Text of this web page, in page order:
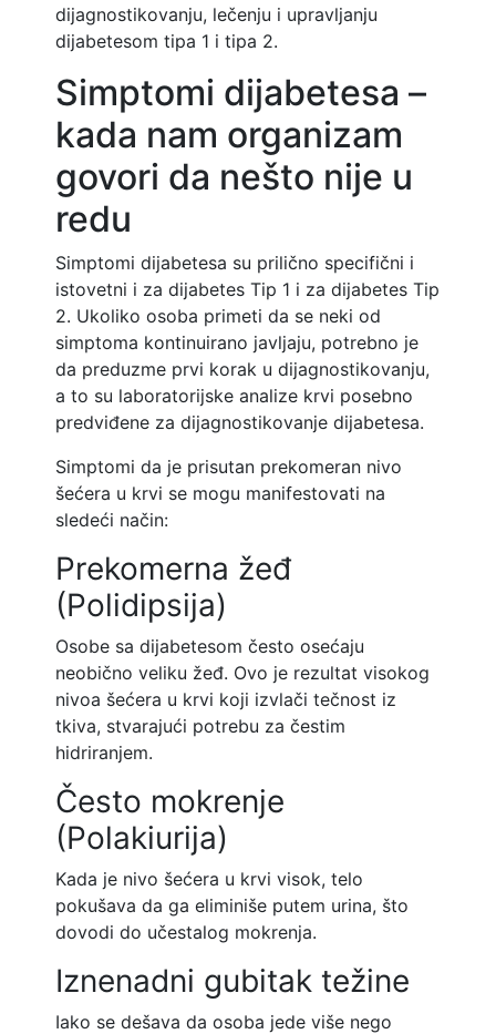
dijagnostikovanju, lečenju i upravljanju
dijabetesom tipa 1 i tipa 2.
Simptomi dijabetesa –
kada nam organizam
govori da nešto nije u
redu
Simptomi dijabetesa su prilično specifični i
istovetni i za dijabetes Tip 1 i za dijabetes Tip
2. Ukoliko osoba primeti da se neki od
simptoma kontinuirano javljaju, potrebno je
da preduzme prvi korak u dijagnostikovanju,
a to su laboratorijske analize krvi posebno
predviđene za dijagnostikovanje dijabetesa.
Simptomi da je prisutan prekomeran nivo
šećera u krvi se mogu manifestovati na
sledeći način:
Prekomerna žeđ
(Polidipsija)
Osobe sa dijabetesom često osećaju
neobično veliku žeđ. Ovo je rezultat visokog
nivoa šećera u krvi koji izvlači tečnost iz
tkiva, stvarajući potrebu za čestim
hidriranjem.
Često mokrenje
(Polakiurija)
Kada je nivo šećera u krvi visok, telo
pokušava da ga eliminiše putem urina, što
dovodi do učestalog mokrenja.
Iznenadni gubitak težine
Iako se dešava da osoba jede više nego